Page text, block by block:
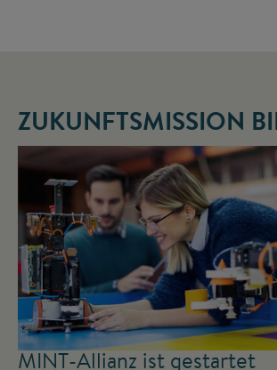
ZUKUNFTSMISSION
MINT-Allianz ist gestartet